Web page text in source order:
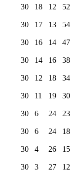
30 18 12 52
30 17 13 54
30 16 14 47
30 14 16 38
30 12 18 34
30 11 19 30
30 6 24 23
30 6 24 18
30 4 26 15
30 3 27 12